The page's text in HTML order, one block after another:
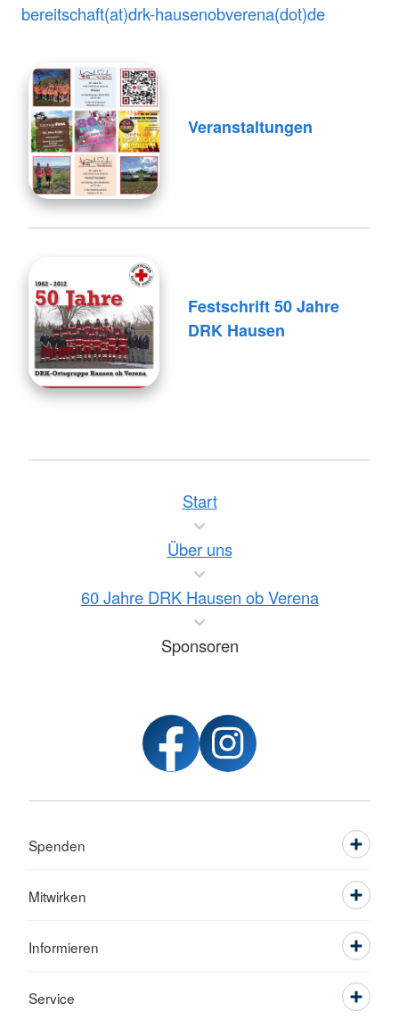
bereitschaft(at)drk-hausenobverena(dot)de
Veranstaltungen
Festschrift 50 Jahre
DRK Hausen
Start
Über uns
60 Jahre DRK Hausen ob Verena
Sponsoren
Spenden
Mitwirken
Informieren
Service